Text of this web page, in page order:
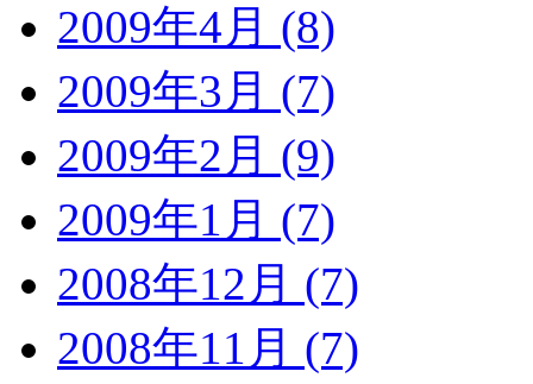
2009年4月 (8)
2009年3月 (7)
2009年2月 (9)
2009年1月 (7)
2008年12月 (7)
2008年11月 (7)